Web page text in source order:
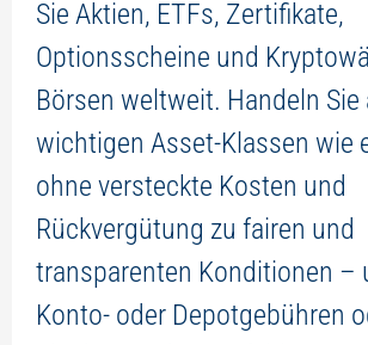
Sie Aktien, ETFs, Zertifikate,
Optionsscheine und
Börsen weltweit. Handeln Sie
wichtigen Asset-Klassen wie
ohne versteckte Kosten und
Rückvergütung zu fairen und
transparenten Konditionen –
Konto- oder Depotgebühren